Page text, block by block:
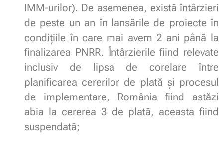
IMM-urilor). De asemenea, există întârzieri
de peste un an în lansările de proiecte în
condițiile în care mai avem 2 ani până la
finalizarea PNRR. Întârzierile fiind relevate
inclusiv de lipsa de corelare între
planificarea cererilor de plată și procesul
de implementare, România fiind astăzi
abia la cererea 3 de plată, aceasta fiind
suspendată;